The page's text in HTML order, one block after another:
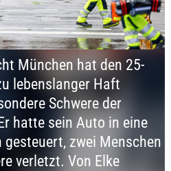
München hat den 25-
lebenslanger Haft
Schwere der
hatte sein Auto in eine
zwei Menschen
verletzt. Von Elke